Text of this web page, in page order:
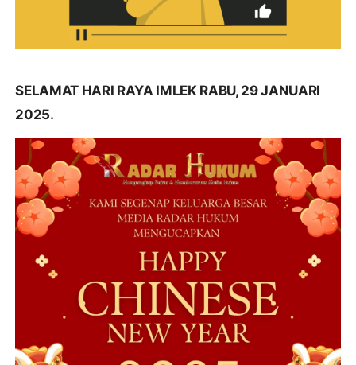
SELAMAT HARI RAYA IMLEK RABU, 29 JANUARI
2025.